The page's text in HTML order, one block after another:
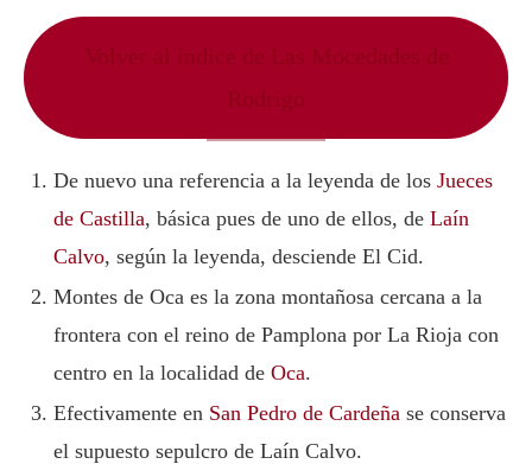
De nuevo una referencia a la leyenda de los Jueces
de Castilla, básica pues de uno de ellos, de Laín
Calvo, según la leyenda, desciende El Cid.
Montes de Oca es la zona montañosa cercana a la
frontera con el reino de Pamplona por La Rioja con
centro en la localidad de Oca.
Efectivamente en San Pedro de Cardeña se conserva
el supuesto sepulcro de Laín Calvo.